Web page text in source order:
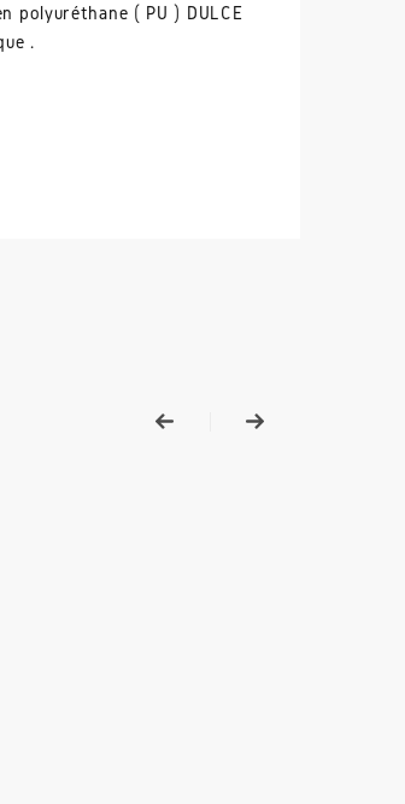
polyuréthane ( PU ) DULCE
.